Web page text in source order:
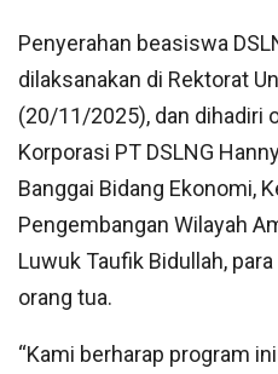
Penyerahan beasiswa
dilaksanakan di Rektorat
(20/11/2025), dan dihadiri
Korporasi PT DSLNG
Banggai Bidang Ekonomi,
Pengembangan Wilayah
Luwuk Taufik Bidullah,
orang tua.
“Kami berharap program